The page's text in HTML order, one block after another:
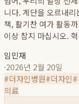
니다. 계단을 오르내
책, 활기찬 여가 활동
이상 참지 마십시오.
임민재
·2026년 2월 20일
#더자인병원#더자인#
의료